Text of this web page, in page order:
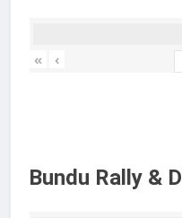
« ‹
Bundu Rally &